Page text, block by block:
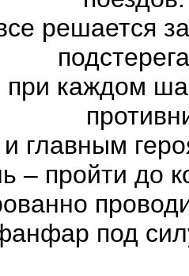
решается
каждом
и главным
– пройти до
под